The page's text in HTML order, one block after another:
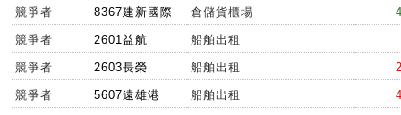
競爭者 8367建新國際 倉儲貨櫃場
競爭者 2601益航 船舶出租
競爭者 2603長榮 船舶出租
競爭者 5607遠雄港 船舶出租